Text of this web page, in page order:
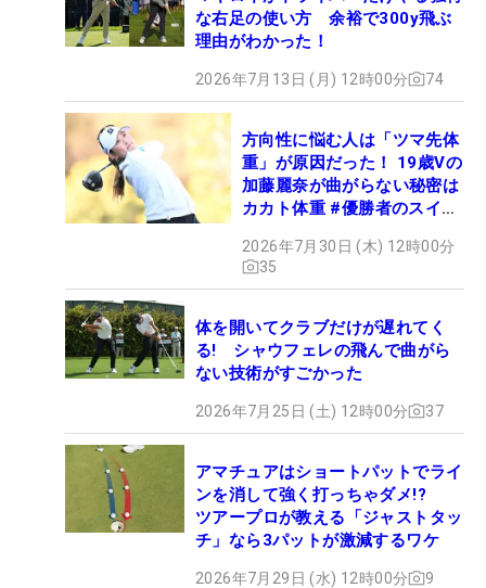
な右足の使い方 余裕で300y飛ぶ
理由がわかった！
2026年7月13日 (月) 12時00分 74
方向性に悩む人は「ツマ先体
重」が原因だった！ 19歳Vの
加藤麗奈が曲がらない秘密は
カカト体重 #優勝者のスイン
2026年7月30日 (木) 12時00分
35
体を開いてクラブだけが遅れてく
る! シャウフェレの飛んで曲がら
ない技術がすごかった
2026年7月25日 (土) 12時00分 37
アマチュアはショートパットでライ
ンを消して強く打っちゃダメ!?
ツアープロが教える「ジャストタッ
チ」なら3パットが激減するワケ
2026年7月29日 (水) 12時00分 9